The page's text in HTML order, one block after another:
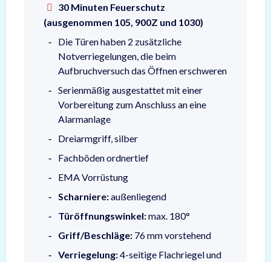
30 Minuten Feuerschutz
(ausgenommen 105, 900Z und 1030)
Die Türen haben 2 zusätzliche
Notverriegelungen, die beim
Aufbruchversuch das Öffnen erschweren
Serienmäßig ausgestattet mit einer
Vorbereitung zum Anschluss an eine
Alarmanlage
Dreiarmgriff, silber
Fachböden ordnertief
EMA Vorrüstung
Scharniere:außenliegend
Türöffnungswinkel:max. 180°
Griff/Beschläge: 76 mm vorstehend
Verriegelung:4-seitige Flachriegel und